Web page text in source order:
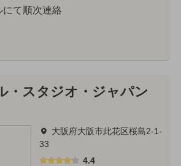
にて順次連絡
・スタジオ・ジャパン
大阪府大阪市此花区桜島2-1-
33
4.4